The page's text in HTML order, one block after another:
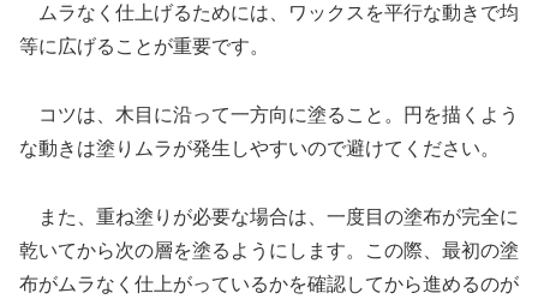
ムラなく仕上げるためには、ワックスを平行な動きで均
等に広げることが重要です。
コツは、木目に沿って一方向に塗ること。円を描くよう
な動きは塗りムラが発生しやすいので避けてください。
また、重ね塗りが必要な場合は、一度目の塗布が完全に
乾いてから次の層を塗るようにします。この際、最初の塗
布がムラなく仕上がっているかを確認してから進めるのが